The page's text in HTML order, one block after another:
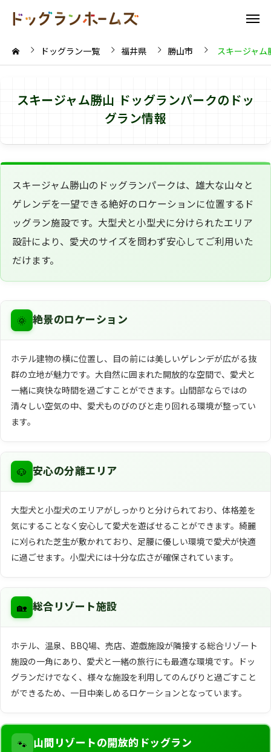
ドッグラン一覧 福井県 勝山市 スキージャ
スキージャム勝山 ドッグランパークのドッ
グラン情報
スキージャム勝山のドッグランパークは、雄大な山々と
ゲレンデを一望できる絶好のロケーションに位置するド
ッグラン施設です。大型犬と小型犬に分けられたエリア
設計により、愛犬のサイズを問わず安心してご利用いた
だけます。
🌞 絶景のロケーション
ホテル建物の横に位置し、目の前には美しいゲレンデが広がる抜
群の立地が魅力です。大自然に囲まれた開放的な空間で、愛犬と
一緒に爽快な時間を過ごすことができます。山間部ならではの
清々しい空気の中、愛犬ものびのびと走り回れる環境が整ってい
ます。
🐶 安心の分離エリア
大型犬と小型犬のエリアがしっかりと分けられており、体格差を
気にすることなく安心して愛犬を遊ばせることができます。綺麗
に刈られた芝生が敷かれており、足腰に優しい環境で愛犬が快適
に過ごせます。小型犬には十分な広さが確保されています。
🏡 総合リゾート施設
ホテル、温泉、BBQ場、売店、遊戯施設が隣接する総合リゾート
施設の一角にあり、愛犬と一緒の旅行にも最適な環境です。ドッ
グランだけでなく、様々な施設を利用してのんびりと過ごすこと
ができるため、一日中楽しめるロケーションとなっています。
🐾 山間リゾートの開放的ドッグラン